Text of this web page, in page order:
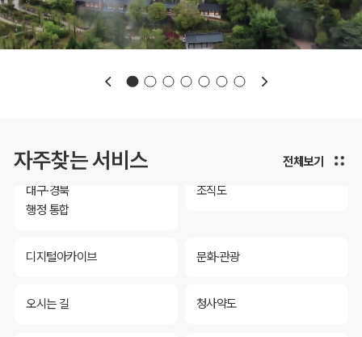
자주찾는 서비스
보도자료 재정정보
대구·경북
행정 통합
조직도
디지털아카이브 문화·관광
오시는 길 청사약도
전체보기